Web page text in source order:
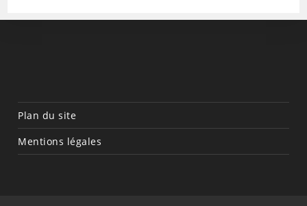
Plan du site
Mentions légales